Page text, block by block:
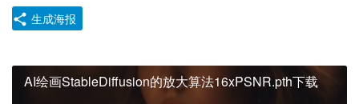
生成海报
AI绘画StableDiffusion的放大算法16xPSNR.pth下载